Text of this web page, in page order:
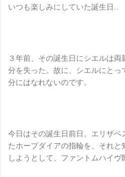
いつも楽しみにしていた誕生日…
３年前、その誕生日にシエルは
分を失った。故に、シエルにと
分にはなれないのです。
今日はその誕生日前日。エリザ
たホープダイアの指輪を、それと
しようとして、ファントムハイヴ